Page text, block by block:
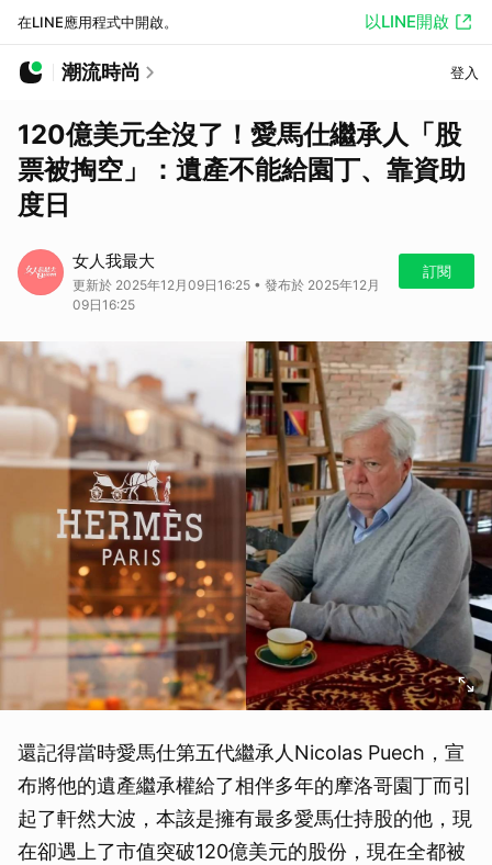
在LINE應用程式中開啟。 以LINE開啟
潮流時尚 登入
120億美元全沒了！愛馬仕繼承人「股
票被掏空」：遺產不能給園丁、靠資助
度日
女人我最大
更新於 2025年12月09日16:25 • 發布於 2025年12月
09日16:25
訂閱
還記得當時愛馬仕第五代繼承人Nicolas Puech，宣
布將他的遺產繼承權給了相伴多年的摩洛哥園丁而引
起了軒然大波，本該是擁有最多愛馬仕持股的他，現
在卻遇上了市值突破120億美元的股份，現在全都被